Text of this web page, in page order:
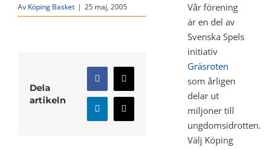
Av Köping Basket | 25 maj, 2005
Dela
artikeln
Facebook
X
LinkedInE-
post
Vår förening
är en del av
Svenska Spels
initiativ
Gräsroten
som årligen
delar ut
miljoner till
ungdomsidrotten.
Välj Köping